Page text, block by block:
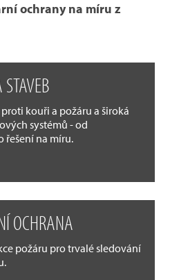
ochrany na míru z
kouři a požáru a široká
systémů - od
řešení na míru.
OCHRANA
požáru pro trvalé sledování